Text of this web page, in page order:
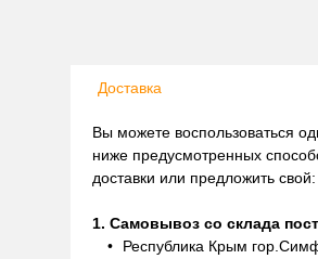
Доставка
Вы можете воспользоваться
ниже предусмотренных
доставки или предложить свой:
1. Самовывоз со склада
Республика Крым